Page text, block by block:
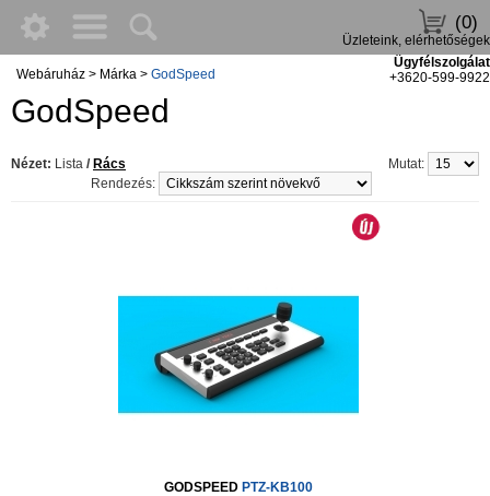
(0)
Üzleteink, elérhetőségek
Ügyfélszolgálat
+3620-599-9922
Webáruház > Márka > GodSpeed
GodSpeed
Nézet: Lista / Rács
Mutat:
Rendezés:
GODSPEED PTZ-KB100